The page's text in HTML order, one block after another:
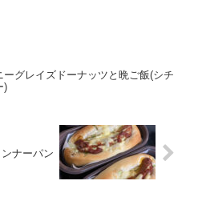
ーグレイズドーナッツと晩ご飯(シチ
)
ナーパン